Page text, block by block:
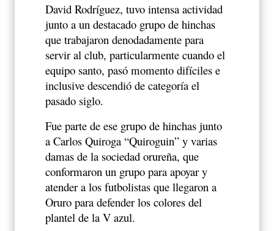
David Rodríguez, tuvo intensa actividad
junto a un destacado grupo de hinchas
que trabajaron denodadamente para
servir al club, particularmente cuando el
equipo santo, pasó momento difíciles e
inclusive descendió de categoría el
pasado siglo.
Fue parte de ese grupo de hinchas junto
a Carlos Quiroga “Quiroguin” y varias
damas de la sociedad orureña, que
conformaron un grupo para apoyar y
atender a los futbolistas que llegaron a
Oruro para defender los colores del
plantel de la V azul.